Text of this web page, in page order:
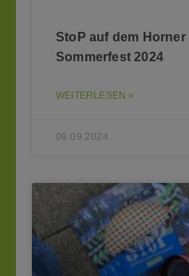
StoP auf dem Horner
Sommerfest 2024
WEITERLESEN »
08.09.2024